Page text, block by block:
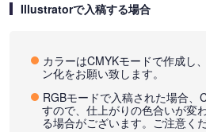
Illustratorで入稿する場合
カラーはCMYKモードで作成し
ン化をお願い致します。
RGBモードで入稿された場合、
すので、仕上がりの色合いが変
る場合がございます。ご注意くだ